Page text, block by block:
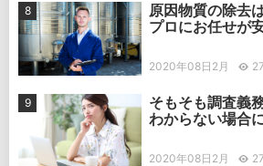
原因物質の除去
プロにお任せが
2020年08日2月
そもそも調査義
わからない場合
2020年08日2月